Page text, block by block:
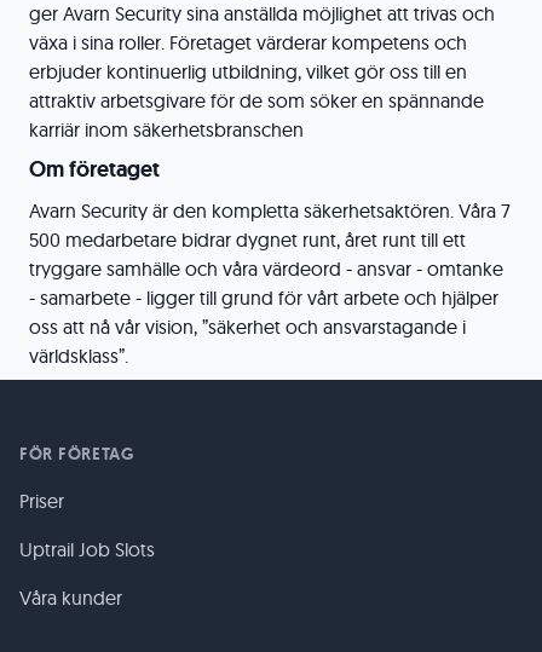
ger Avarn Security sina anställda möjlighet att trivas och
växa i sina roller. Företaget värderar kompetens och
erbjuder kontinuerlig utbildning, vilket gör oss till en
attraktiv arbetsgivare för de som söker en spännande
karriär inom säkerhetsbranschen
Om företaget
Avarn Security är den kompletta säkerhetsaktören. Våra 7
500 medarbetare bidrar dygnet runt, året runt till ett
tryggare samhälle och våra värdeord - ansvar - omtanke
- samarbete - ligger till grund för vårt arbete och hjälper
oss att nå vår vision, ”säkerhet och ansvarstagande i
världsklass”.
FÖR FÖRETAG
Priser
Uptrail Job Slots
Våra kunder